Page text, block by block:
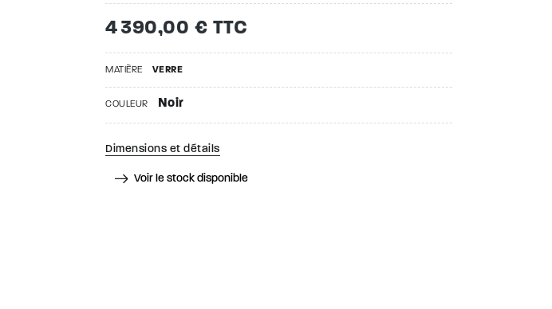
4 390,00 € TTC
MATIÈRE VERRE
COULEUR Noir
Dimensions et détails
Voir le stock disponible